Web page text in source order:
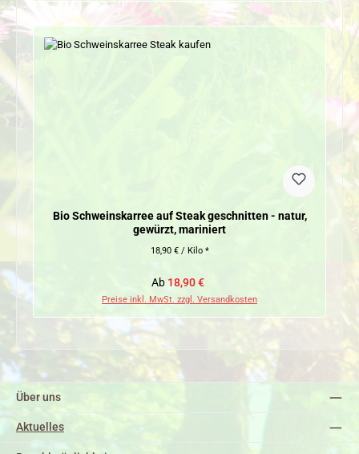
Bio Schweinskarree auf Steak geschnitten - natur,
gewürzt, mariniert
18,90 € / Kilo *
Verkaufspreis:
Ab 18,90 €
Preise inkl. MwSt. zzgl. Versandkosten
Über uns
Aktuelles